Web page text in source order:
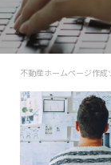
不動産ホームページ作成